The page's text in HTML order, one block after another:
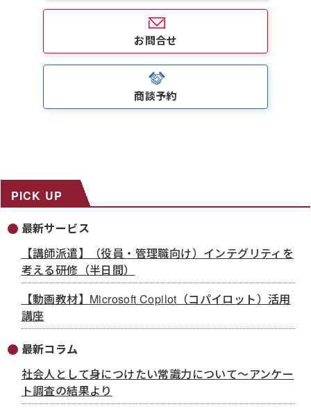
お問合せ
商談予約
PICK UP
最新サービス
【講師派遣】（役員・管理職向け）インテグリティを
考える研修（半日間）
【動画教材】Microsoft Copilot（コパイロット）活用
講座
最新コラム
社会人として身につけたい常識力について～アンケー
ト調査の結果より